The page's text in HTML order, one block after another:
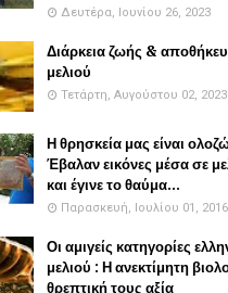
Δευτέρα, Ιουνίου 26, 2023
Διάρκεια ζωής &
μελιού
Τετάρτη, Αυγούστου 02, 2023
Η θρησκεία μας είναι
Έβαλαν εικόνες μέσα σε
και έγινε το θαύμα...
Παρασκευή, Ιουλίου 01, 2016
Οι αμιγείς κατηγορίες
μελιού : Η ανεκτίμητη
θρεπτική τους αξία